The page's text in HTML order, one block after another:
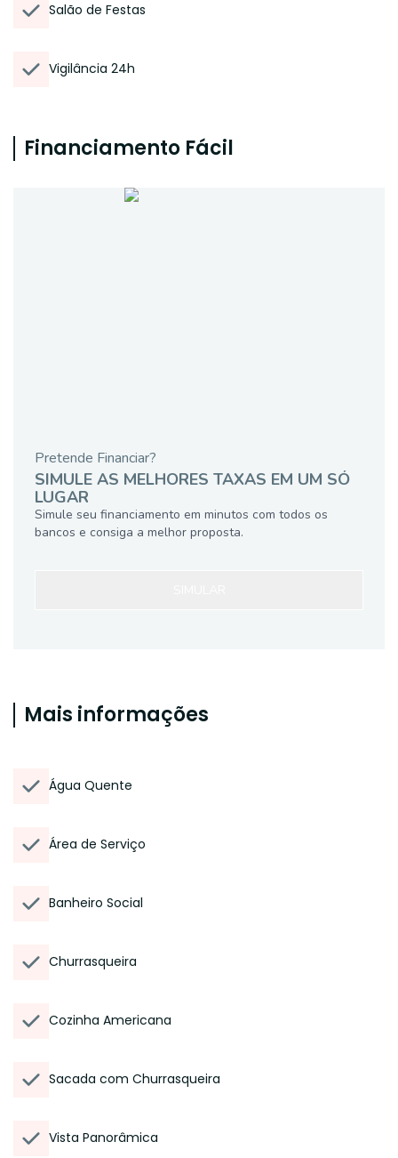
Salão de Festas
Vigilância 24h
Financiamento Fácil
Pretende Financiar?
SIMULE AS MELHORES TAXAS EM UM SÓ
LUGAR
Simule seu financiamento em minutos com todos os
bancos e consiga a melhor proposta.
Mais informações
Água Quente
Área de Serviço
Banheiro Social
Churrasqueira
Cozinha Americana
Sacada com Churrasqueira
Vista Panorâmica